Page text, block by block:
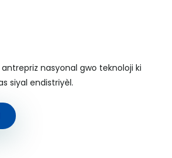
nasyonal gwo teknoloji ki
siyal endistriyèl.